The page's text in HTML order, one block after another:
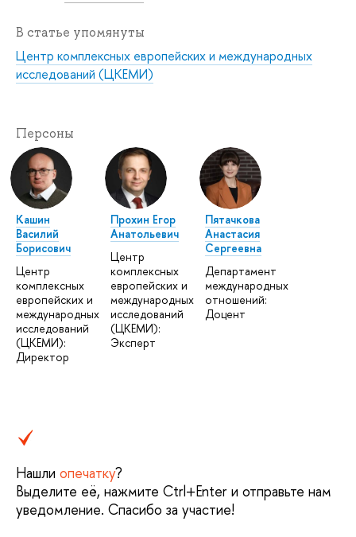
В статье упомянуты
Центр комплексных европейских и международных
исследований (ЦКЕМИ)
Персоны
Кашин
Василий
Борисович
Центр
комплексных
европейских и
международных
исследований
(ЦКЕМИ):
Директор
Прохин Егор
Анатольевич
Центр
комплексных
европейских и
международных
исследований
(ЦКЕМИ):
Эксперт
Пятачкова
Анастасия
Сергеевна
Департамент
международных
отношений:
Доцент
Нашли опечатку?
Выделите её, нажмите Ctrl+Enter и отправьте нам
уведомление. Спасибо за участие!